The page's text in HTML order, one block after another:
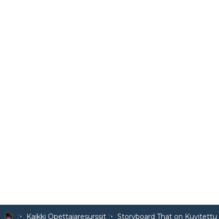
Kaikki Opettajaresurssit Storyboard That on Kuvitettu